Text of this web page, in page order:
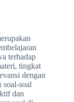
terhadap
tingkat
dengan
soal-soal
dan